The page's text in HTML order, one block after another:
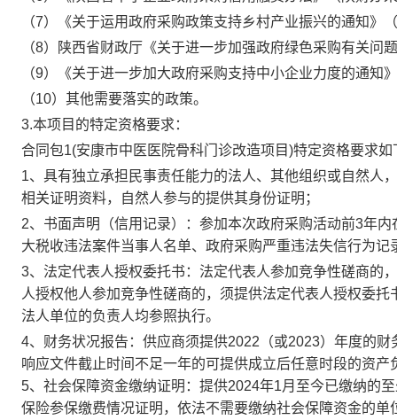
（7）《关于运用政府采购政策支持乡村产业振兴的通知》
（8）陕西省财政厅《关于进一步加强政府绿色采购有关问
（9）《关于进一步加大政府采购支持中小企业力度的通知
（10）其他需要落实的政策。
3.本项目的特定资格要求：
合同包1(安康市中医医院骨科门诊改造项目)特定资格要求如
1、具有独立承担民事责任能力的法人、其他组织或自然人
相关证明资料，自然人参与的提供其身份证明；
2、书面声明（信用记录）：参加本次政府采购活动前3年
大税收违法案件当事人名单、政府采购严重违法失信行为
3、法定代表人授权委托书：法定代表人参加竞争性磋商的
人授权他人参加竞争性磋商的，须提供法定代表人授权委托
法人单位的负责人均参照执行。
4、财务状况报告：供应商须提供2022（或2023）年度的
响应文件截止时间不足一年的可提供成立后任意时段的资
5、社会保障资金缴纳证明：提供2024年1月至今已缴纳的
保险参保缴费情况证明，依法不需要缴纳社会保障资金的单